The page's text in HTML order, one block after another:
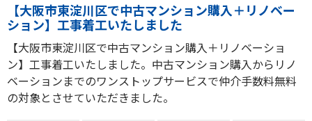
【大阪市東淀川区で中古マンション購入＋リノベー
ション】工事着工いたしました
【大阪市東淀川区で中古マンション購入＋リノベーショ
ン】工事着工いたしました。中古マンション購入からリノ
ベーションまでのワンストップサービスで仲介手数料無料
の対象とさせていただきました。